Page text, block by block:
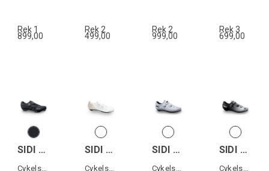
Rek 1
899,00
Rek 2
499,00
Rek 2
999,00
Rek 3
699,00
SIDI MTB AERTIS MEGA
Cykelsko MTB
SIDI ERGO 6
Cykelsko landsväg
SIDI GENIUS 10 WOMAN SIDI GENIUS 10 MEGA